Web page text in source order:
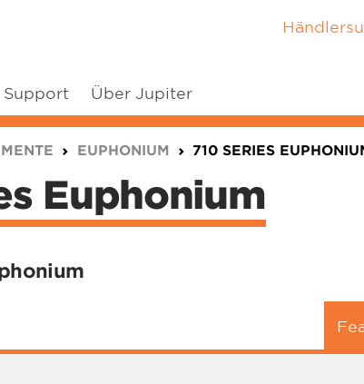
Support Über Jupiter
EUPHONIUM 710 SERIES
Euphonium